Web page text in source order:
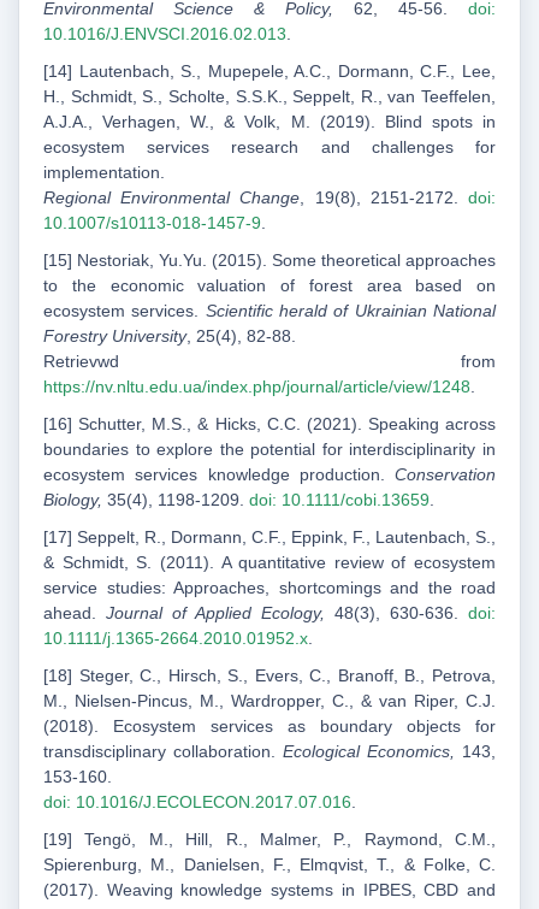
Environmental Science & Policy, 62, 45-56. doi:
10.1016/J.ENVSCI.2016.02.013
[14] Lautenbach, S., Mupepele, A.C., Dormann, C.F., Lee,
H., Schmidt, S., Scholte, S.S.K., Seppelt, R., van Teeffelen,
A.J.A., Verhagen, W., & Volk, M. (2019). Blind spots in
ecosystem services research and challenges for
implementation.
Regional Environmental Change , 19(8), 2151-2172.doi:
10.1007/s10113-018-1457-9
[15] Nestoriak, Yu.Yu. (2015). Some theoretical approaches
to the economic valuation of forest area based on
ecosystem services. Scientificherald of Ukrainian National
Forestry University, 25(4), 82-88.
Retrievwd from
https://nv.nltu.edu.ua/index.php/journal/article/view/1248
[16] Schutter, M.S., & Hicks, C.C. (2021). Speaking across
boundaries to explore the potential for interdisciplinarity in
ecosystem services knowledge production. Conservation
Biology, 35(4), 1198-1209. doi: 10.1111/cobi.13659
[17] Seppelt, R., Dormann, C.F., Eppink, F., Lautenbach, S.,
& Schmidt, S. (2011). A quantitative review of ecosystem
service studies: Approaches, shortcomings and the road
ahead. Journal of Applied Ecology, 48(3), 630-636. doi:
10.1111/j.1365-2664.2010.01952.x
[18] Steger, C., Hirsch, S., Evers, C., Branoff, B., Petrova,
M., Nielsen-Pincus, M., Wardropper, C., & van Riper, C.J.
(2018). Ecosystem services as boundary objects for
transdisciplinary collaboration. Ecological Economics,
143,
153-160.
doi: 10.1016/J.ECOLECON.2017.07.016
[19] Tengö, M., Hill, R., Malmer, P., Raymond, C.M.,
Spierenburg, M., Danielsen, F., Elmqvist, T., & Folke, C.
(2017). Weaving knowledge systems in IPBES, CBD and